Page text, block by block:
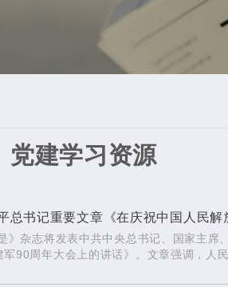
党建学习资源
总书记重要文章《在庆祝中国人民
》杂志将发表中共中央总书记、国家主席
军90周年大会上的讲话》。文章强调，人